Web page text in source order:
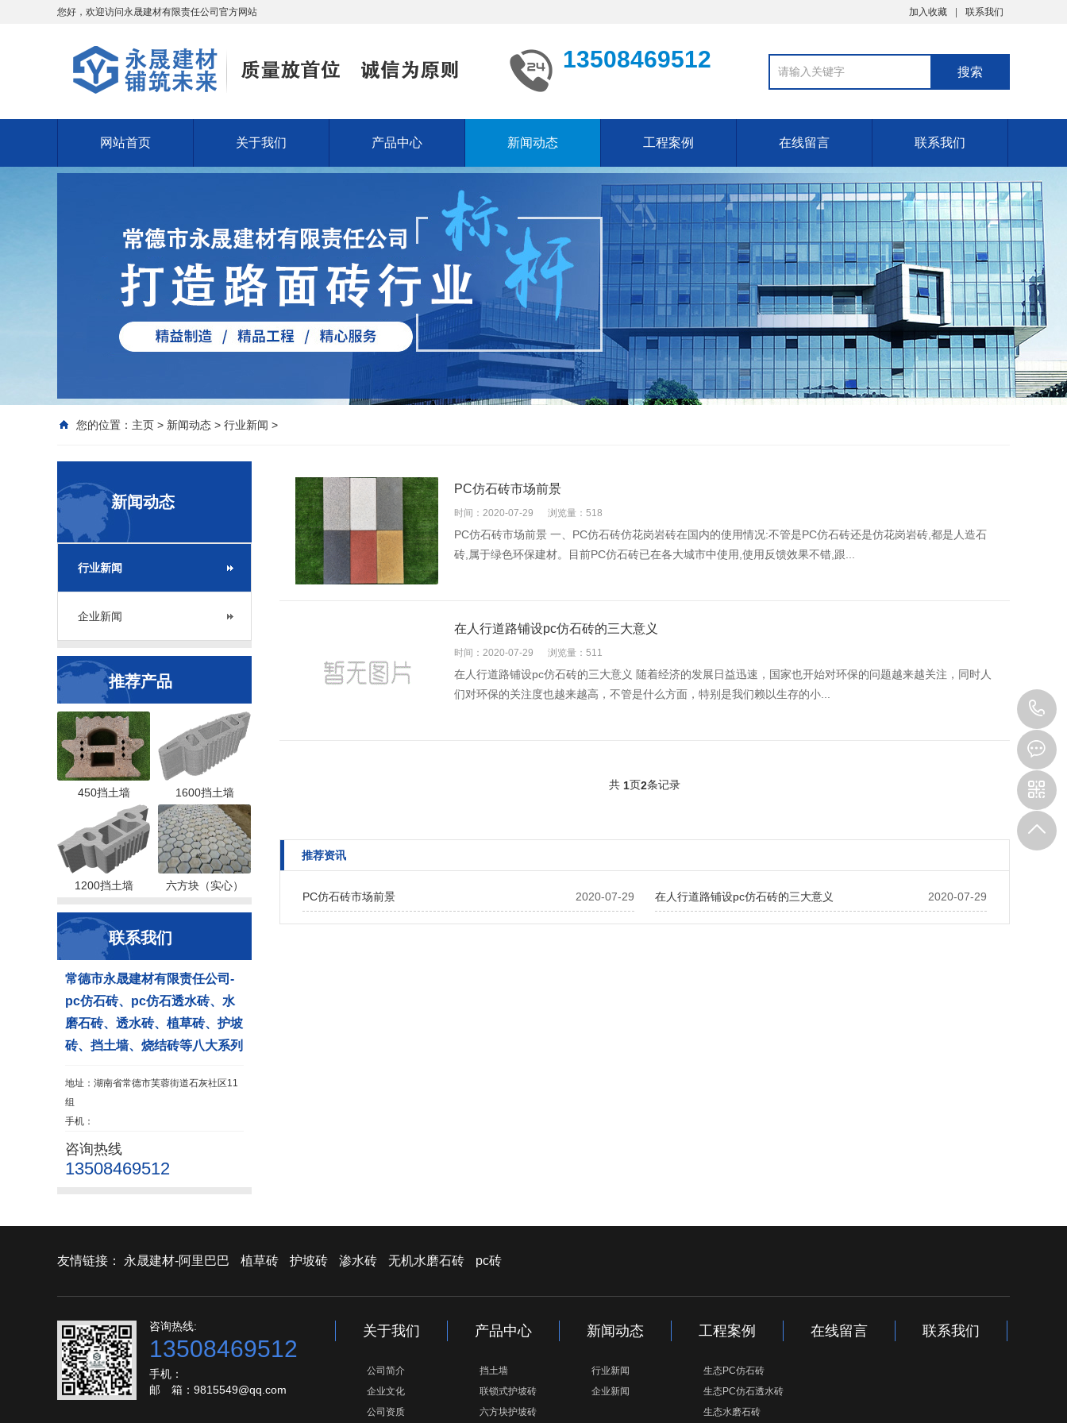
您好，欢迎访问永晟建材有限责任公司官方网站 加入收藏 联系我们
13508469512
网站首页 关于我们 产品中心 新闻动态 工程案例 在线留言 联系我们
您的位置： 主页 > 新闻动态 > 行业新闻 >
新闻动态
行业新闻
企业新闻
推荐产品
450挡土墙 1600挡土墙
1200挡土墙 六方块（实心）
联系我们
常德市永晟建材有限责任公司-
pc仿石砖、pc仿石透水砖、水
磨石砖、透水砖、植草砖、护坡
砖、挡土墙、烧结砖等八大系列
地址：湖南省常德市芙蓉街道石灰社区11
组
手机：
咨询热线
13508469512
PC仿石砖市场前景
时间：2020-07-29 浏览量：518
PC仿石砖市场前景 一、PC仿石砖仿花岗岩砖在国内的使用情况:不管是PC仿石砖还是仿花岗岩砖,都是人造石
砖,属于绿色环保建材。目前PC仿石砖已在各大城市中使用,使用反馈效果不错,跟...
在人行道路铺设pc仿石砖的三大意义
时间：2020-07-29 浏览量：511
在人行道路铺设pc仿石砖的三大意义 随着经济的发展日益迅速，国家也开始对环保的问题越来越关注，同时人
们对环保的关注度也越来越高，不管是什么方面，特别是我们赖以生存的小...
共 1页2条记录
推荐资讯
2020-07-29
PC仿石砖市场前景 2020-07-29
在人行道路铺设pc仿石砖的三大意义
友情链接： 永晟建材-阿里巴巴 植草砖 护坡砖 渗水砖 无机水磨石砖 pc砖
咨询热线:
13508469512
手机：
邮 箱：9815549@qq.com
关于我们
公司简介
企业文化
公司资质
产品中心
挡土墙
联锁式护坡砖
六方块护坡砖
新闻动态
行业新闻
企业新闻
工程案例
生态PC仿石砖
生态PC仿石透水砖
生态水磨石砖
在线留言 联系我们